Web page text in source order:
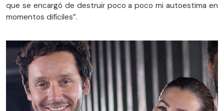
que se encargó de destruir poco a poco mi autoestima en
momentos difíciles”.